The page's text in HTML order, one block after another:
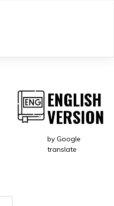
ENGLISH
VERSION
by Google
translate